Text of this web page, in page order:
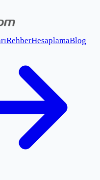
RehberHesaplamaBlog